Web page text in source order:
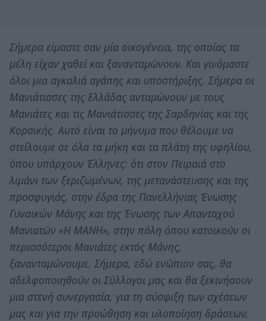
Σήμερα είμαστε σαν μία οικογένεια, της οποίας τα
μέλη είχαν χαθεί και ξανανταμώνουν. Και γινόμαστε
όλοι μια αγκαλιά αγάπης και υποστήριξης. Σήμερα οι
Μανιάτισσες της Ελλάδας ανταμώνουν με τους
Μανιάτες και τις Μανιάτισσες της Σαρδηνίας και της
Κορσικής. Αυτό είναι το μήνυμα που θέλουμε να
στείλουμε σε όλα τα μήκη και τα πλάτη της υφηλίου,
όπου υπάρχουν Έλληνες: ότι στον Πειραιά στο
λιμάνι των ξεριζωμένων, της μετανάστευσης και της
προσφυγιάς, στην έδρα της Πανελλήνιας Ένωσης
Γυναικών Μάνης και της Ένωσης των Απανταχού
Μανιατών «Η ΜΑΝΗ», στην πόλη όπου κατοικούν οι
περισσότεροι Μανιάτες εκτός Μάνης,
ξανανταμώνουμε. Σήμερα, εδώ ενώπιον σας, θα
αδελφοποιηθούν οι Σύλλογοι μας και θα ξεκινήσουν
μια στενή συνεργασία, για τη σύσφιξη των σχέσεων
μας και για την προώθηση και υλοποίηση δράσεων,